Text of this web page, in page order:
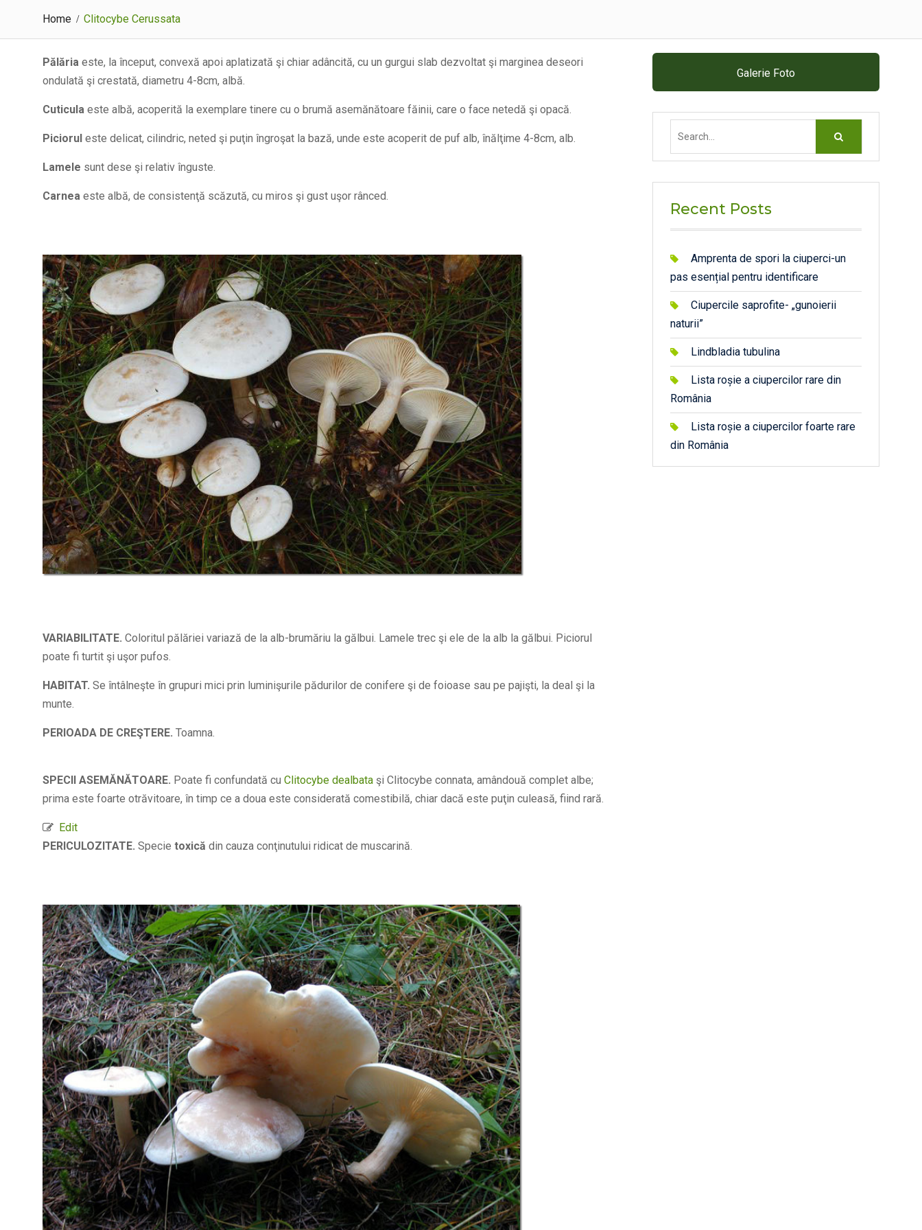
Home Clitocybe Cerussata
Pălăria este, la început, convexă apoi aplatizată şi chiar adâncită, cu un gurgui slab dezvoltat şi marginea deseori
ondulată şi crestată, diametru 4-8cm, albă.
Cuticula este albă, acoperită la exemplare tinere cu o brumă asemănătoare făinii, care o face netedă şi opacă.
Piciorul este delicat, cilindric, neted şi puţin îngroşat la bază, unde este acoperit de puf alb, înălţime 4-8cm, alb.
Lamele sunt dese şi relativ înguste.
Carnea este albă, de consistenţă scăzută, cu miros şi gust uşor rânced.
VARIABILITATE. Coloritul pălăriei variază de la alb-brumăriu la gălbui. Lamele trec şi ele de la alb la gălbui. Piciorul
poate fi turtit şi uşor pufos.
HABITAT. Se întâlneşte în grupuri mici prin luminişurile pădurilor de conifere şi de foioase sau pe pajişti, la deal şi la
munte.
PERIOADA DE CREŞTERE. Toamna.
SPECII ASEMĂNĂTOARE. Poate fi confundată cu Clitocybe dealbata şi Clitocybe connata, amândouă complet albe;
prima este foarte otrăvitoare, în timp ce a doua este considerată comestibilă, chiar dacă este puţin culeasă, fiind rară.
Edit
PERICULOZITATE. Specie toxică din cauza conţinutului ridicat de muscarină.
Galerie Foto
Recent Posts
Amprenta de spori la ciuperci-un
pas esențial pentru identificare
Ciupercile saprofite- „gunoierii
naturii”
Lindbladia tubulina
Lista roșie a ciupercilor rare din
România
Lista roșie a ciupercilor foarte rare
din România